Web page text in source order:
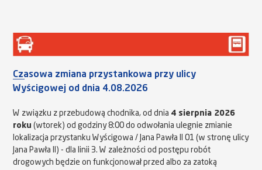
Czasowa zmiana przystankowa przy ulicy
Wyścigowej od dnia 4.08.2026
W związku z przebudową chodnika, od dnia 4 sierpnia 2026
roku (wtorek) od godziny 8:00 do odwołania ulegnie zmianie
lokalizacja przystanku Wyścigowa / Jana Pawła II 01 (w stronę ulicy
Jana Pawła II) - dla linii 3. W zależności od postępu robót
drogowych będzie on funkcjonował przed albo za zatoką